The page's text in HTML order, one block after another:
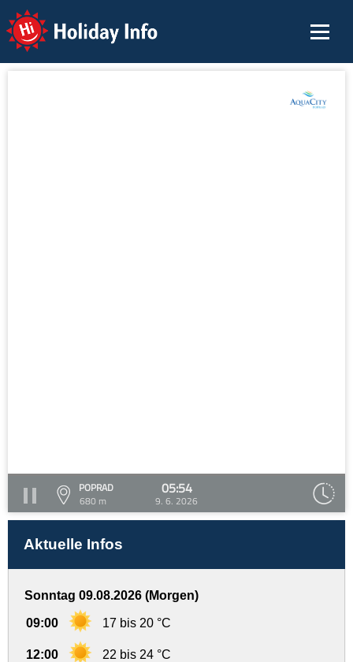
Holiday Info
POPRAD
680 m
05:54
9. 6. 2026
Aktuelle Infos
Sonntag 09.08.2026 (Morgen)
09:00 17 bis 20 °C
12:00 22 bis 24 °C